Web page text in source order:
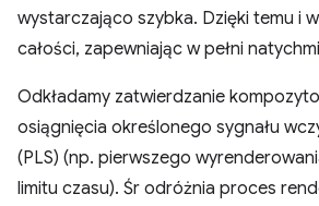
wystarczająco szybka. Dzięki temu i
całości, zapewniając w pełni
Odkładamy zatwierdzanie
osiągnięcia określonego sygnału
(PLS) (np. pierwszego
limitu czasu). Śr odróżnia proces